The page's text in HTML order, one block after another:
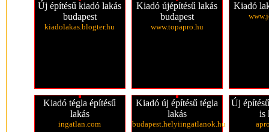
Új építésű kiadó lakás
budapest
kiadolakas.blogter.hu
Kiadó újépítésű lakás
budapest
www.topapro.hu
Kiadó
Kiadó tégla építésű
lakás
ingatlan.com
Kiadó új építésű tégla
lakás
budapest.helyiingatlanok.hu
Új
is